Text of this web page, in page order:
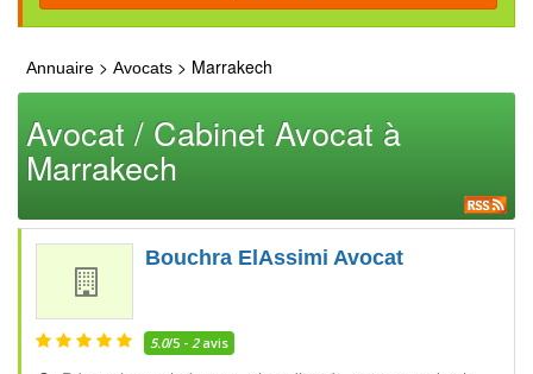
Annuaire > Avocats > Marrakech
Avocat / Cabinet Avocat à
Marrakech
Bouchra ElAssimi Avocat
5.0/5 - 2avis